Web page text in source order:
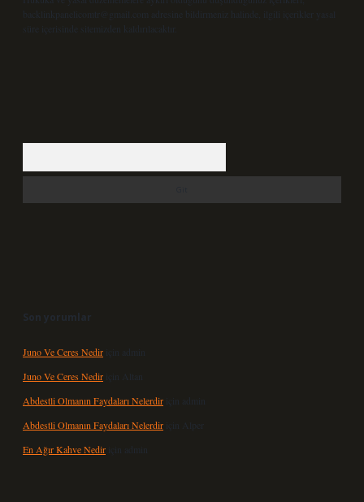
backlinkpanelicomtr@gmail.com
adresine bildirmeniz halinde, ilgili içerikler yasal
süre içerisinde sitemizden kaldırılacaktır.
Son yorumlar
Juno Ve Ceres Nedir için
admin
Juno Ve Ceres Nedir için Altan
Abdestli Olmanın Faydaları Nelerdir için
admin
Abdestli Olmanın Faydaları Nelerdir için Alper
En Ağır Kahve Nedir için admin